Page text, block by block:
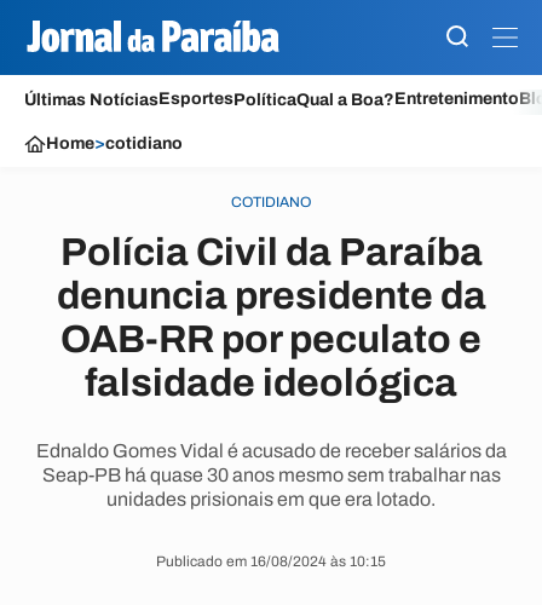
Últimas NotíciasEsportesPolíticaQual a Boa?Entretenimento
Home>cotidiano
COTIDIANO
Polícia Civil da Paraíba
denuncia presidente da
OAB-RR por peculato e
falsidade ideológica
Ednaldo Gomes Vidal é acusado de receber salários da
Seap-PB há quase 30 anos mesmo sem trabalhar nas
unidades prisionais em que era lotado.
Publicado em 16/08/2024 às 10:15